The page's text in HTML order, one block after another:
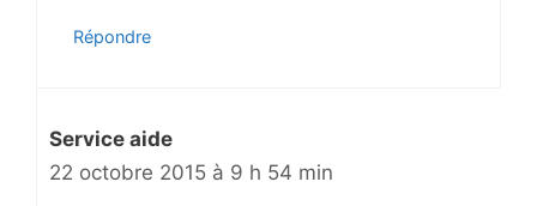
Répondre
Service aide
22 octobre 2015 à 9 h 54 min